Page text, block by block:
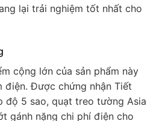
lại trải nghiệm tốt nhất cho
cộng lớn của sản phẩm này
điện. Được chứng nhận Tiết
độ 5 sao, quạt treo tường Asia
gánh nặng chi phí điện cho